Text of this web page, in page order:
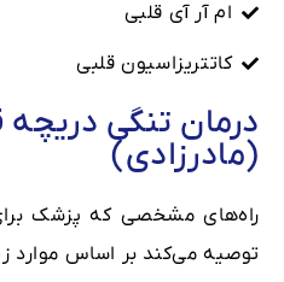
ام آر آی قلبی
کاتتریزاسیون قلبی
درمان تنگی دریچه
(مادرزادی)
راه‌های مشخصی که پزشک
توصیه می‌کند بر اساس موارد